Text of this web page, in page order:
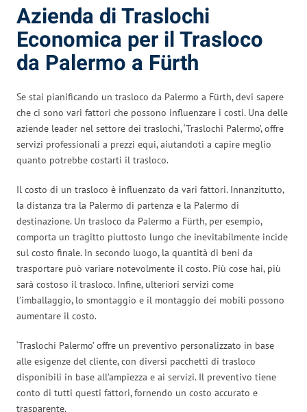
Azienda di Traslochi
Economica per il Trasloco
da Palermo a Fürth
Se stai pianificando un trasloco da Palermo a Fürth, devi sapere
che ci sono vari fattori che possono influenzare i costi. Una delle
aziende leader nel settore dei traslochi, ‘Traslochi Palermo’, offre
servizi professionali a prezzi equi, aiutandoti a capire meglio
quanto potrebbe costarti il trasloco.
Il costo di un trasloco è influenzato da vari fattori. Innanzitutto,
la distanza tra la Palermo di partenza e la Palermo di
destinazione. Un trasloco da Palermo a Fürth, per esempio,
comporta un tragitto piuttosto lungo che inevitabilmente incide
sul costo finale. In secondo luogo, la quantità di beni da
trasportare può variare notevolmente il costo. Più cose hai, più
sarà costoso il trasloco. Infine, ulteriori servizi come
l’imballaggio, lo smontaggio e il montaggio dei mobili possono
aumentare il costo.
‘Traslochi Palermo’ offre un preventivo personalizzato in base
alle esigenze del cliente, con diversi pacchetti di trasloco
disponibili in base all’ampiezza e ai servizi. Il preventivo tiene
conto di tutti questi fattori, fornendo un costo accurato e
trasparente.